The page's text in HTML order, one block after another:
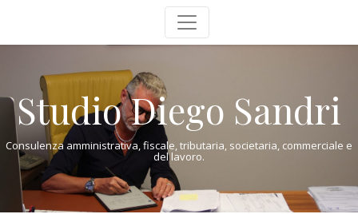
Studio Diego Sandri
Consulenza amministrativa, fiscale, tributaria, societaria, commerciale e
del lavoro.